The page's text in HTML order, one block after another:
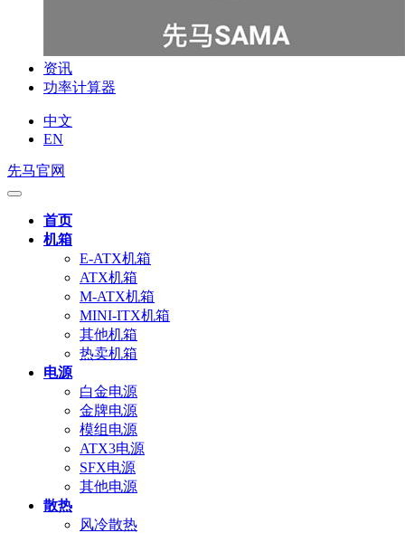
资讯
功率计算器
中文
EN
先马官网
首页
机箱
E-ATX机箱
ATX机箱
M-ATX机箱
MINI-ITX机箱
其他机箱
热卖机箱
电源
白金电源
金牌电源
模组电源
ATX3电源
SFX电源
其他电源
散热
风冷散热